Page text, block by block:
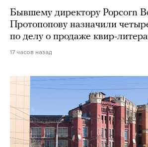
Бывшему директору Popcorn
Протопопову назначили
по делу о продаже квир-
17 часов назад